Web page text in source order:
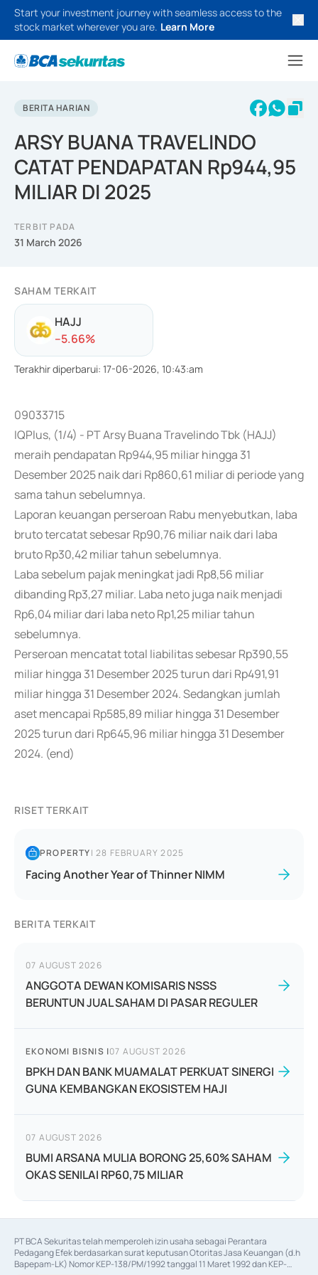
Start your investment journey with seamless access to the
stock market wherever you are. Learn More
BERITA HARIAN
ARSY BUANA TRAVELINDO
CATAT PENDAPATAN Rp944,95
MILIAR DI 2025
TERBIT PADA
31 March 2026
SAHAM TERKAIT
HAJJ
--5.66%
Terakhir diperbarui: 17-06-2026, 10:43:am
09033715
IQPlus, (1/4) - PT Arsy Buana Travelindo Tbk (HAJJ)
meraih pendapatan Rp944,95 miliar hingga 31
Desember 2025 naik dari Rp860,61 miliar di periode yang
sama tahun sebelumnya.
Laporan keuangan perseroan Rabu menyebutkan, laba
bruto tercatat sebesar Rp90,76 miliar naik dari laba
bruto Rp30,42 miliar tahun sebelumnya.
Laba sebelum pajak meningkat jadi Rp8,56 miliar
dibanding Rp3,27 miliar. Laba neto juga naik menjadi
Rp6,04 miliar dari laba neto Rp1,25 miliar tahun
sebelumnya.
Perseroan mencatat total liabilitas sebesar Rp390,55
miliar hingga 31 Desember 2025 turun dari Rp491,91
miliar hingga 31 Desember 2024. Sedangkan jumlah
aset mencapai Rp585,89 miliar hingga 31 Desember
2025 turun dari Rp645,96 miliar hingga 31 Desember
2024. (end)
RISET TERKAIT
PROPERTY|28 FEBRUARY 2025
Facing Another Year of Thinner NIMM
BERITA TERKAIT
07 AUGUST 2026
ANGGOTA DEWAN KOMISARIS NSSS
BERUNTUN JUAL SAHAM DI PASAR REGULER
EKONOMI BISNIS |07 AUGUST 2026
BPKH DAN BANK MUAMALAT PERKUAT SINERGI
GUNA KEMBANGKAN EKOSISTEM HAJI
07 AUGUST 2026
BUMI ARSANA MULIA BORONG 25,60% SAHAM
OKAS SENILAI RP60,75 MILIAR
PT BCA Sekuritas telah memperoleh izin usaha sebagai Perantara
Pedagang Efek berdasarkan surat keputusan Otoritas Jasa Keuangan (d.h
Bapepam-LK) Nomor KEP-138/PM/1992 tanggal 11 Maret 1992 dan KEP-